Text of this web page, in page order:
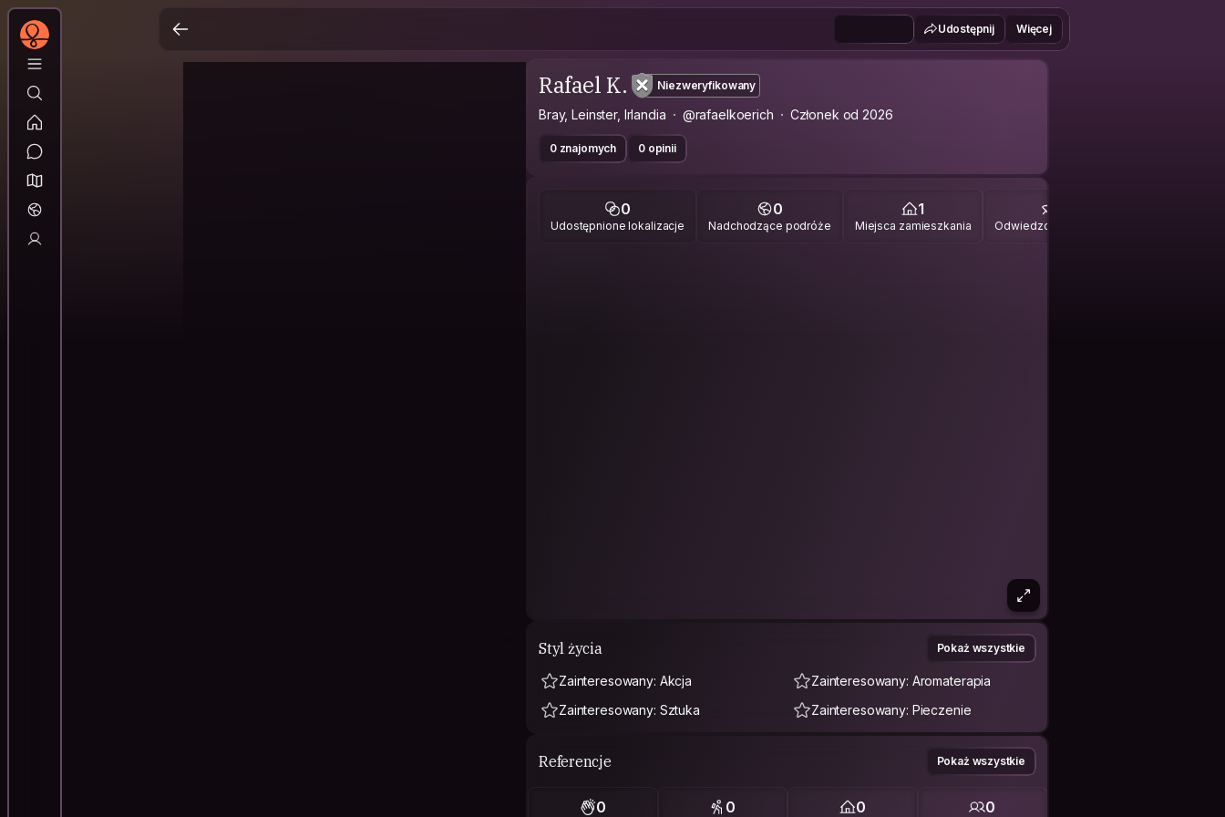
Udostępnij Więcej
Rafael K. Niezweryfikowany
Bray, Leinster, Irlandia @rafaelkoerich Członek od 2026
0 znajomych 0 opinii
0
Udostępnione lokalizacje
0
Nadchodzące podróże
1
Miejsca zamieszkania Odwiedzone miejsca
Styl życia Pokaż wszystkie
Zainteresowany: Akcja
Zainteresowany: Aromaterapia
Zainteresowany: Sztuka
Zainteresowany: Pieczenie
Referencje Pokaż wszystkie
0 0 0 0